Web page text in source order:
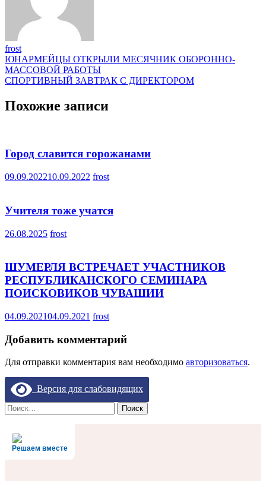
frost
Навигация
по
ЮНАРМЕЙЦЫ ОТКРЫЛИ МЕСЯЧНИК ОБОРОННО-
МАССОВОЙ РАБОТЫ
СПОРТИВНЫЙ ЗАВТРАК С ДИРЕКТОРОМ
Похожие записи
Город славится горожанами
09.09.202210.09.2022 frost
Учителя тоже учатся
26.08.2025 frost
ШУМЕРЛЯ ВСТРЕЧАЕТ УЧАСТНИКОВ
РЕСПУБЛИКАНСКОГО СЕМИНАРА
ПОИСКОВИКОВ ЧУВАШИИ
04.09.202104.09.2021 frost
Добавить комментарий
Для отправки комментария вам необходимо авторизоваться.
Версия для слабовидящих
Найти:
Решаем вместе